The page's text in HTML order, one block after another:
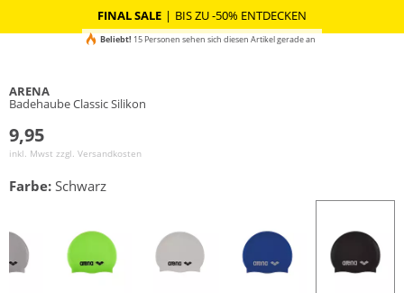
FINAL SALE | BIS ZU -50% ENTDECKEN
Beliebt! 15 Personen sehen sich diesen Artikel gerade an
ARENA
Badehaube Classic Silikon
9,95
inkl. Mwst zzgl. Versandkosten
Farbe: Schwarz